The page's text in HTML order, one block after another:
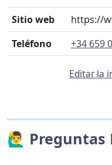
Sitio web
https://
Teléfono
+34 659
Editar la
🙋‍♂️